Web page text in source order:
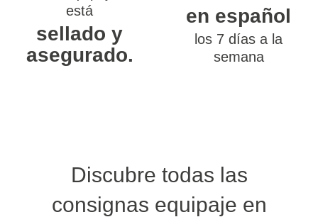
está
sellado y
asegurado.
en español
los 7 días a la
semana
Discubre todas las
consignas equipaje en